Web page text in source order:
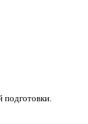
подготовки.